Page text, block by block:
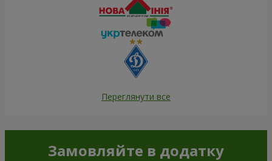
Переглянути все
Замовляйте в додатку